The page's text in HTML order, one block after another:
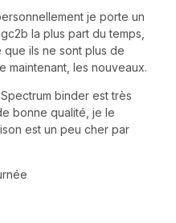
je porte un
la plus part du temps,
que ils ne sont plus de
maintenant, les nouveaux.
binder est très
bonne qualité, je le
est un peu cher par